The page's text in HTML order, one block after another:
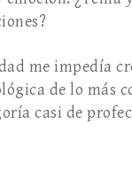
me impedía
de lo más
casi de